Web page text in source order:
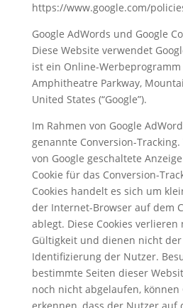
https://www.google.com/
Google AdWords und Google
Diese Website verwendet
ist ein Online-Werbeprogramm
Amphitheatre Parkway,
United States (“Google”).
Im Rahmen von Google
genannte Conversion-
von Google geschaltete
Cookie für das Conversion-
Cookies handelt es sich um
der Internet-Browser auf dem
ablegt. Diese Cookies verlieren
Gültigkeit und dienen nicht
Identifizierung der Nutzer.
bestimmte Seiten dieser
noch nicht abgelaufen,